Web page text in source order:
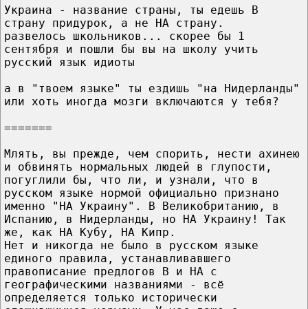
Украина - название страны, ты едешь В
страну придурок, а не НА страну.
развелось школьников... скорее бы 1
сентября и пошли бы вы на школу учить
русский язык идиоты
а в "твоем языке" ты ездишь "на Нидерланды"
или хоть иногда мозги включаются у тебя?
=======
Млять, вы прежде, чем спорить, нести ахинею
и обвинять нормальных людей в глупости,
погуглили бы, что ли, и узнали, что в
русском языке нормой официально признано
именно "НА Украину". В Великобританию, в
Испанию, в Нидерланды, но НА Украину! Так
же, как НА Кубу, НА Кипр.
Нет и никогда не было в русском языке
единого правила, устанавливавшего
правописание предлогов В и НА с
географическими названиями - всё
определяется только исторически